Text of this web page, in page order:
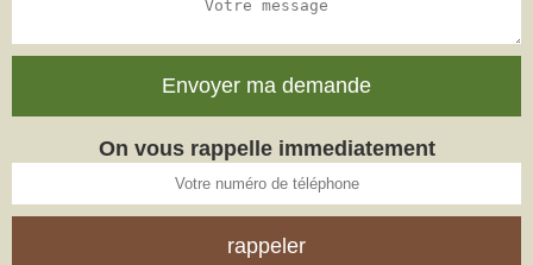
On vous rappelle immediatement